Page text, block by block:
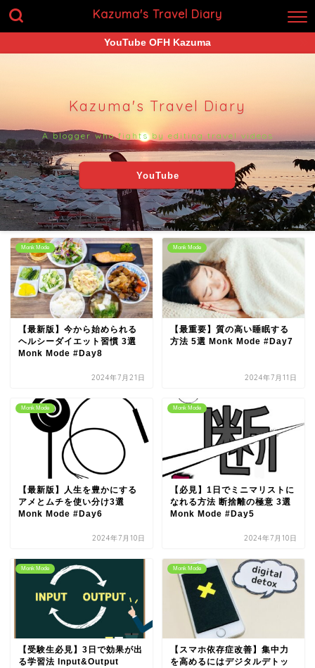
Kazuma's Travel Diary
YouTube OFH Kazuma
Kazuma's Travel Diary
A blogger who fights by editing travel videos
YouTube
Monk Mode
【最新版】今から始められる
ヘルシーダイエット習慣 3選
Monk Mode #Day8
2024年7月21日
Monk Mode
【最重要】質の高い睡眠する
方法 5選 Monk Mode #Day7
2024年7月11日
Monk Mode
【最新版】人生を豊かにする
アメとムチを使い分け3選
Monk Mode #Day6
2024年7月10日
Monk Mode
【必見】1日でミニマリストに
なれる方法 断捨離の極意 3選
Monk Mode #Day5
2024年7月10日
Monk Mode
【受験生必見】3日で効果が出
る学習法 Input&Output
Monk Mode
【スマホ依存症改善】集中力
を高めるにはデジタルデトッ